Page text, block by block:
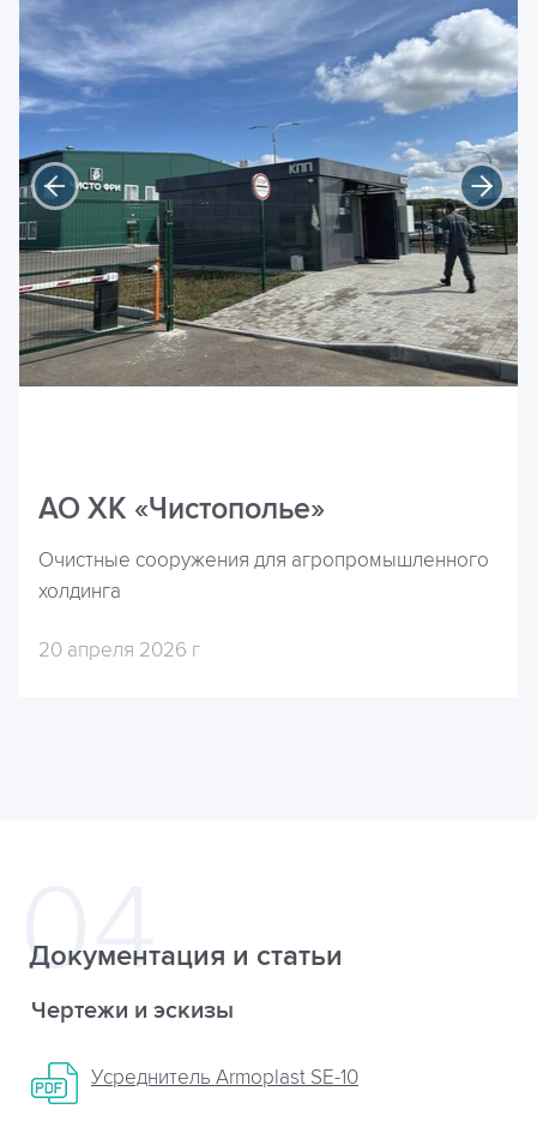
АО ХК «Чистополье»
Очистные сооружения для агропромышленного
холдинга
20 апреля 2026 г
Документация и статьи
Чертежи и эскизы
Усреднитель Armoplast SE-10